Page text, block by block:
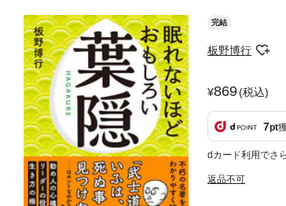
完結
板野博行
869(税込)
7pt
dカード利用でさ
返品不可